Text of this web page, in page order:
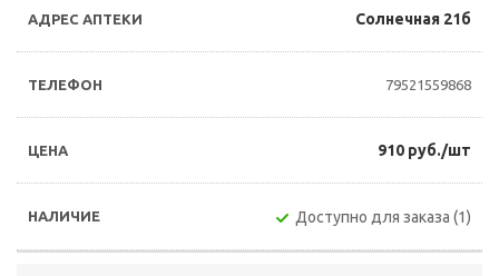
Солнечная 21б
79521559868
910 руб./шт
Доступно для заказа (1)